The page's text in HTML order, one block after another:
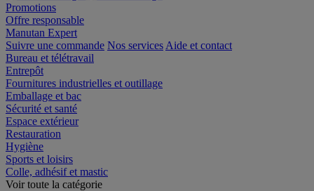
Promotions
Offre responsable
Manutan Expert
Suivre une commande Nos services Aide et contact
Bureau et télétravail
Entrepôt
Fournitures industrielles et outillage
Emballage et bac
Sécurité et santé
Espace extérieur
Restauration
Hygiène
Sports et loisirs
Colle, adhésif et mastic
Voir toute la catégorie